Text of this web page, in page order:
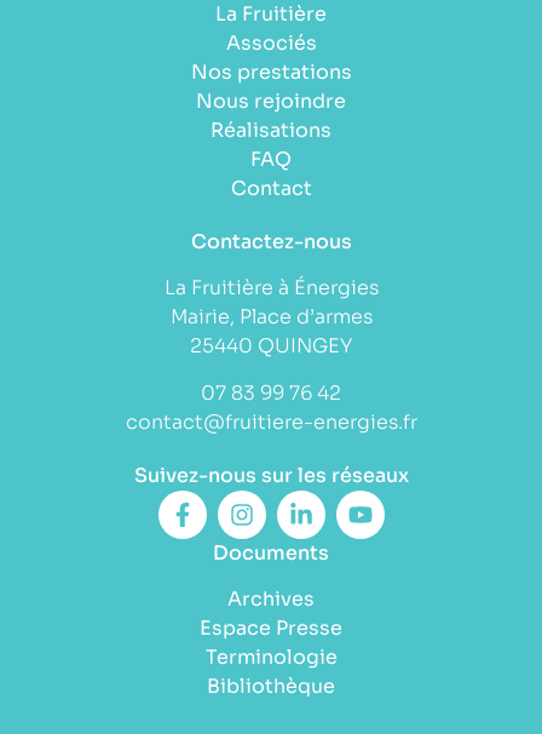
La Fruitière
Associés
Nos prestations
Nous rejoindre
Réalisations
FAQ
Contact
Contactez-nous
La Fruitière à Énergies
Mairie, Place d’armes
25440 QUINGEY
07 83 99 76 42
contact@fruitiere-energies.fr
Suivez-nous sur les réseaux
Documents
Archives
Espace Presse
Terminologie
Bibliothèque